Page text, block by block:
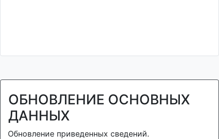
ОБНОВЛЕНИЕ ОСНОВНЫХ
ДАННЫХ
Обновление приведенных сведений.